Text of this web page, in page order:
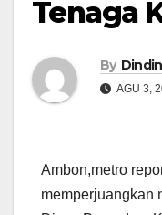
Tenaga
By
AGU 3,
Ambon,metro
memperjuangkan